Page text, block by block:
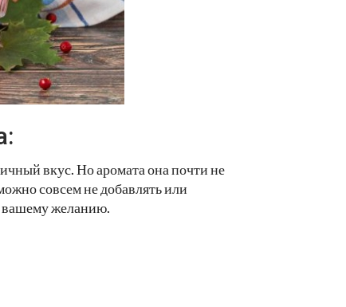
вкус. Но аромата она почти не
совсем не добавлять или
вашему желанию.